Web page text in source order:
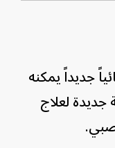
جديداً يمكنه
جديدة لعلاج